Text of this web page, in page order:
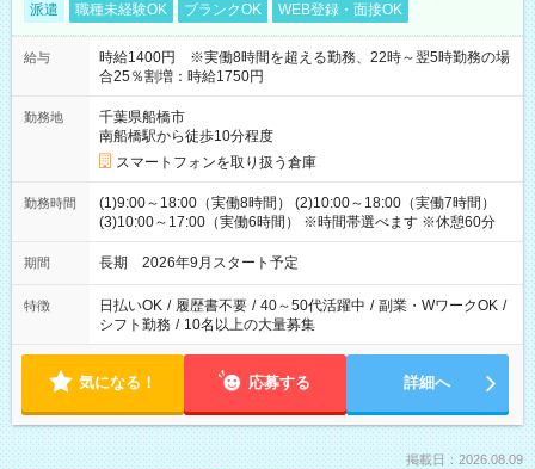
派遣 職種未経験OK ブランクOK WEB登録・面接OK
給与
時給1400円 ※実働8時間を超える勤務、22時～翌5時勤務の場
合25％割増：時給1750円
勤務地
千葉県船橋市
南船橋駅から徒歩10分程度
スマートフォンを取り扱う倉庫
勤務時間
(1)9:00～18:00（実働8時間） (2)10:00～18:00（実働7時間）
(3)10:00～17:00（実働6時間） ※時間帯選べます ※休憩60分
期間 長期 2026年9月スタート予定
特徴 日払いOK / 履歴書不要 / 40～50代活躍中 / 副業・WワークOK /
シフト勤務 / 10名以上の大量募集
気になる！ 応募する 詳細へ
掲載日：2026.08.09